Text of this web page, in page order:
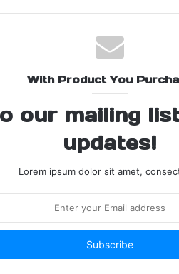
With Product You
our mailing
updates!
Lorem ipsum dolor sit amet,